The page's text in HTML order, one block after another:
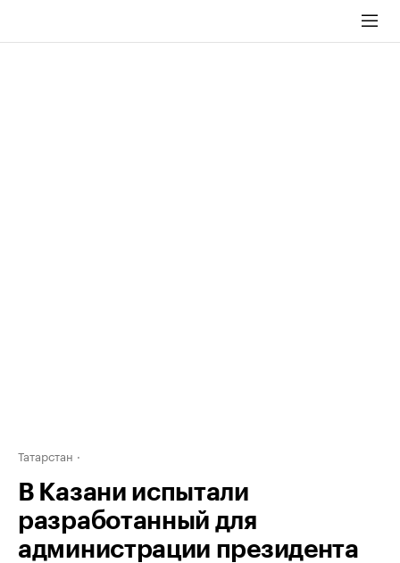
Татарстан
В Казани испытали
разработанный для
администрации президента